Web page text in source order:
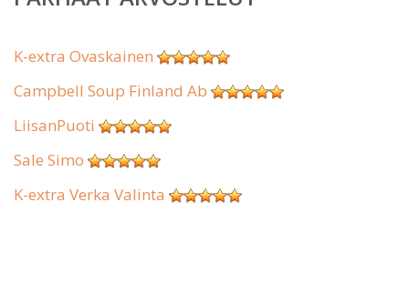
K-extra Ovaskainen
Campbell Soup Finland Ab
LiisanPuoti
Sale Simo
K-extra Verka Valinta